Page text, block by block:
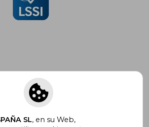
para recibir ofertas y
promociones
SL, en su Web,